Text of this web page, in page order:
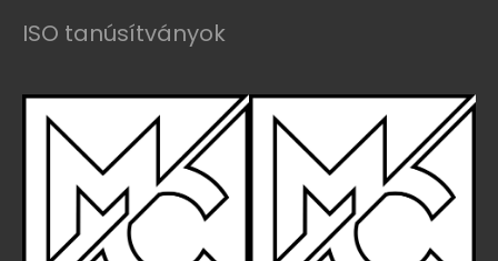
ISO tanúsítványok